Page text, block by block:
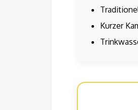
Kurzer